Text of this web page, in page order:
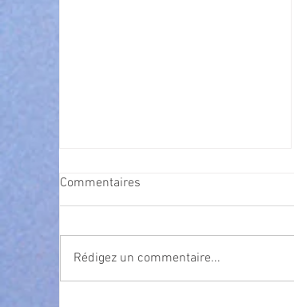
Commentaires
Rédigez un commentaire...